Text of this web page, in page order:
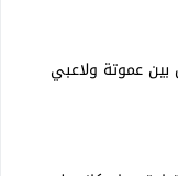
عموتة ولاعبي